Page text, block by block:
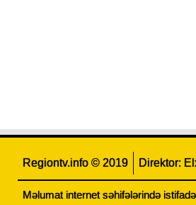
Regiontv.info © 2019 Direktor:
Məlumat internet səhifələrində